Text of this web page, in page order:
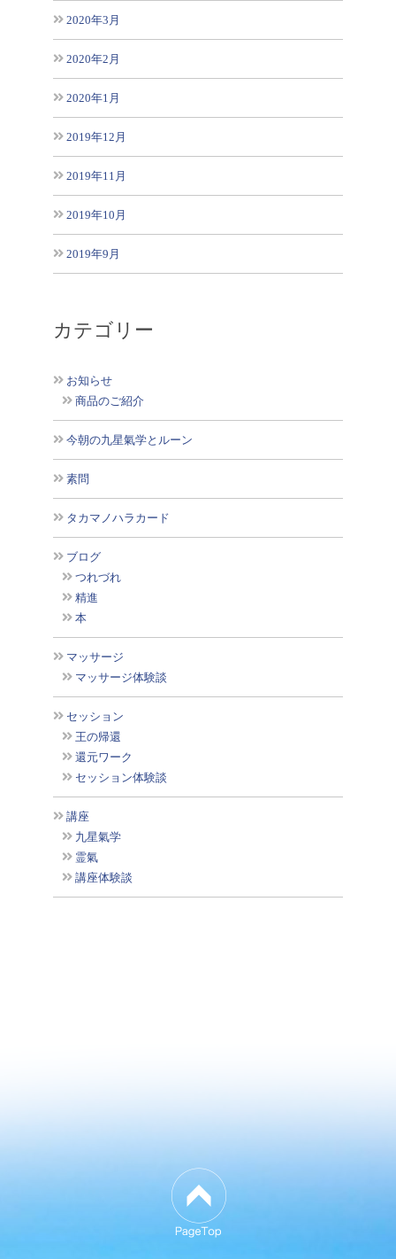
2020年3月
2020年2月
2020年1月
2019年12月
2019年11月
2019年10月
2019年9月
カテゴリー
お知らせ
商品のご紹介
今朝の九星氣学とルーン
素問
タカマノハラカード
ブログ
つれづれ
精進
本
マッサージ
マッサージ体験談
セッション
王の帰還
還元ワーク
セッション体験談
講座
九星氣学
霊氣
講座体験談